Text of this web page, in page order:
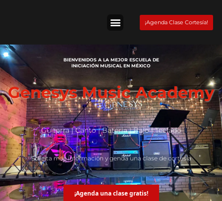
¡Agenda Clase Cortesía!
BIENVENIDOS A LA MEJOR ESCUELA DE
INICIACIÓN MUSICAL EN MÉXICO
Genesys Music Academy
Guitarra | Canto | Batería | Bajo | Teclado
Solicita más información y genda una clase de cortesía
¡Agenda una clase gratis!